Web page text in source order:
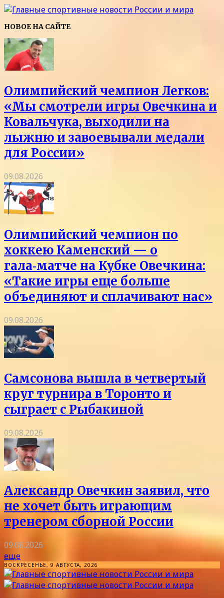
НОВОЕ НА САЙТЕ
Олимпийский чемпион Легков:
«Мы смотрели игры Овечкина и
Ковальчука, выходили на
лыжню и завоевывали медали
для России»
09.08.2026
Олимпийский чемпион по
хоккею Каменский — о
гала‑матче на Кубке Овечкина:
«Такие игры еще больше
объединяют и сплачивают нас»
09.08.2026
Самсонова вышла в четвертый
круг турнира в Торонто и
сыграет с Рыбакиной
09.08.2026
Александр Овечкин заявил, что
не хочет быть играющим
тренером сборной России
09.08.2026
еще
ВОСКРЕСЕНЬЕ, 9 АВГУСТА, 2026